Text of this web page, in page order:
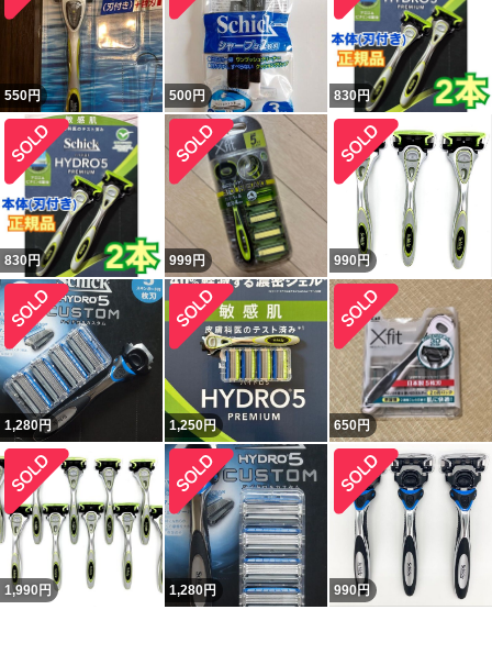
550円 500円 830円
830円 999円 990 円
1,280円 1,250円 650円
1,990 円 1,280円 990円